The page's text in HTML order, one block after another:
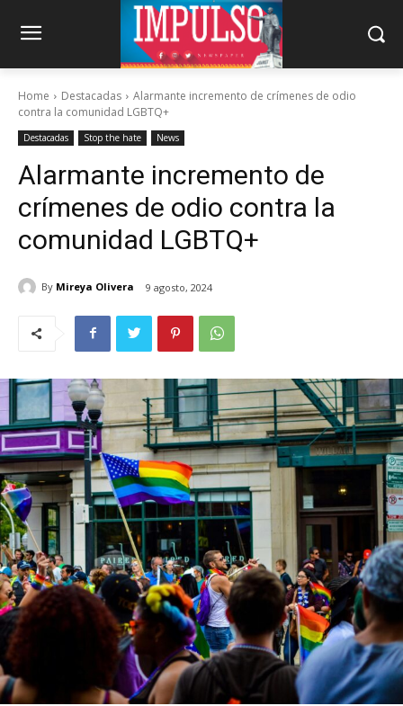
Home Destacadas
Alarmante incremento de crímenes de odio
contra la comunidad LGBTQ+
Destacadas Stop the hate News
Alarmante incremento de
crímenes de odio contra la
comunidad LGBTQ+
By Mireya Olivera 9 agosto, 2024